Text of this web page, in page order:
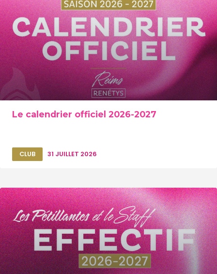
Le calendrier officiel 2026-2027
CLUB 31 JUILLET 2026